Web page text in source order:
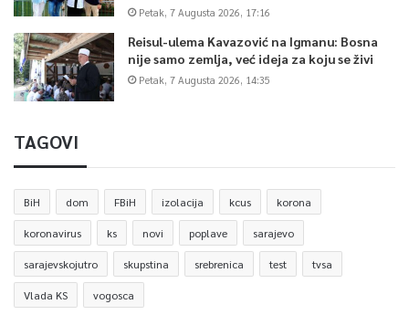
Petak, 7 Augusta 2026, 17:16
Reisul-ulema Kavazović na Igmanu: Bosna
nije samo zemlja, već ideja za koju se živi
Petak, 7 Augusta 2026, 14:35
TAGOVI
BiH dom FBiH izolacija kcus korona
koronavirus ks novi poplave sarajevo
sarajevskojutro skupstina srebrenica test tvsa
Vlada KS vogosca